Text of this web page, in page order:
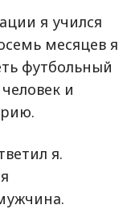
я учился
месяцев я
футбольный
и
я.